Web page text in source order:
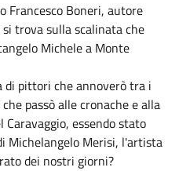
Francesco Boneri, autore
trova sulla scalinata che
Michele a Monte
di pittori che annoverò tra i
passò alle cronache e alla
Caravaggio, essendo stato
Michelangelo Merisi, l'artista
dei nostri giorni?